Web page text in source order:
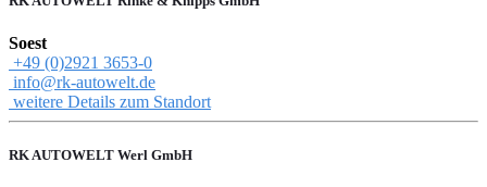
Soest
+49 (0)2921 3653-0
info@rk-autowelt.de
weitere Details zum Standort
RK AUTOWELT Werl GmbH